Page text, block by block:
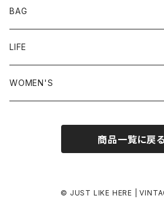
24.0-24.5 cm
24.5-25.0 cm
25.0-25.5 cm
26.0-26.5 cm
26.5-27.0 cm
BAG
LIFE
WOMEN'S
商品一覧に戻る
© JUST LIKE HERE |